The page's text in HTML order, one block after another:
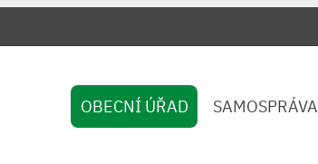
OBECNÍ ÚŘAD SAMOSPRÁVA